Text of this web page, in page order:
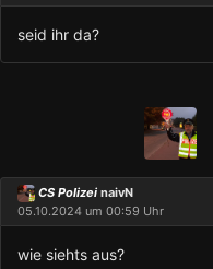
seid ihr da?
CS Polizei naivN
05.10.2024 um 00:59 Uhr
wie siehts aus?